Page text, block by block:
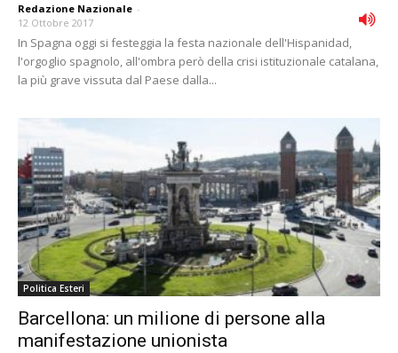
Redazione Nazionale -
12 Ottobre 2017
In Spagna oggi si festeggia la festa nazionale dell'Hispanidad,
l'orgoglio spagnolo, all'ombra però della crisi istituzionale catalana,
la più grave vissuta dal Paese dalla...
Politica Esteri
Barcellona: un milione di persone alla
manifestazione unionista